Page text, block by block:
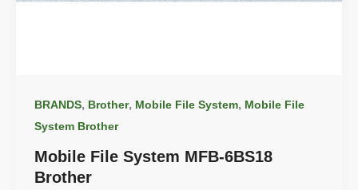
BRANDS, Brother, Mobile File System, Mobile File
System Brother
Mobile File System MFB-6BS18
Brother